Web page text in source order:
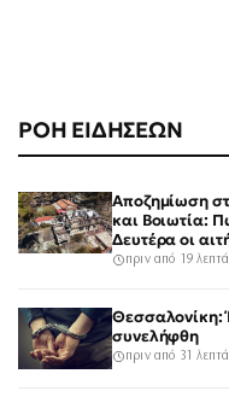
ΡΟΗ ΕΙΔΗΣΕΩΝ
Αποζημίωση
και Βοιωτία:
Δευτέρα οι
πριν από 19 λεπτά
Θεσσαλονίκη:
συνελήφθη
πριν από 31 λεπτά